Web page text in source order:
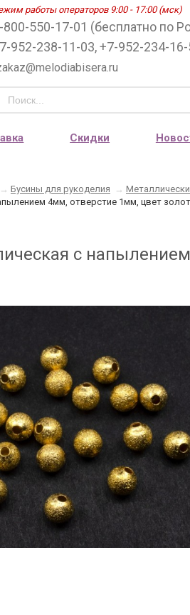
работы операторов 9:00 - 17:00 (мск)
800-550-17-01 (бесплатно по
952-238-11-03, +7-952-234-
Скидки
→ Бусины для рукоделия →
4мм, отверстие 1мм, цвет
с